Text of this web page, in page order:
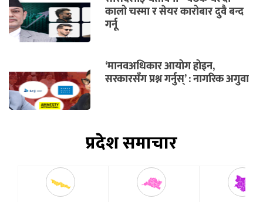
कालो चस्मा र सेयर कारोबार दुवै बन्द
गर्नू
‘मानवअधिकार आयोग होइन,
सरकारसँग प्रश्न गर्नुस्’ : नागरिक अगुवा
प्रदेश समाचार